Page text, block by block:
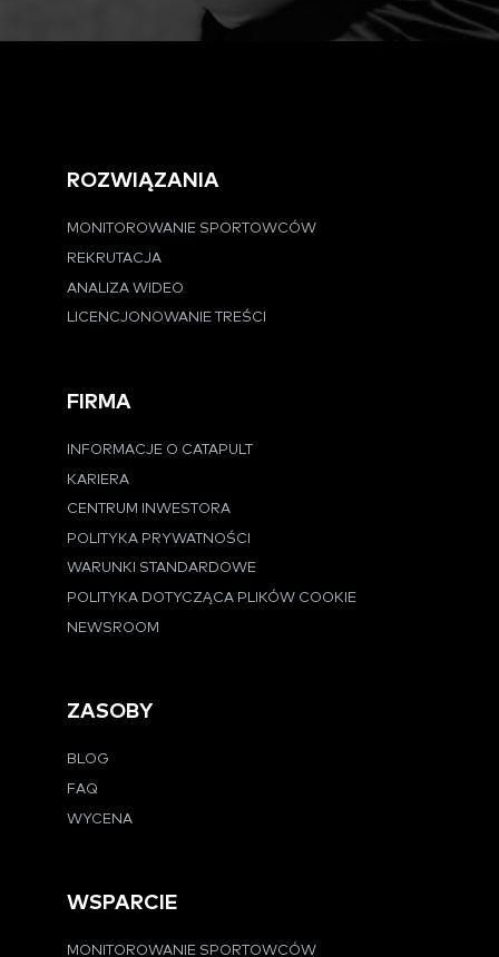
ROZWIĄZANIA
MONITOROWANIE SPORTOWCÓW
REKRUTACJA
ANALIZA WIDEO
LICENCJONOWANIE TREŚCI
FIRMA
INFORMACJE O CATAPULT
KARIERA
CENTRUM INWESTORA
POLITYKA PRYWATNOŚCI
WARUNKI STANDARDOWE
POLITYKA DOTYCZĄCA PLIKÓW COOKIE
NEWSROOM
ZASOBY
BLOG
FAQ
WYCENA
WSPARCIE
MONITOROWANIE SPORTOWCÓW